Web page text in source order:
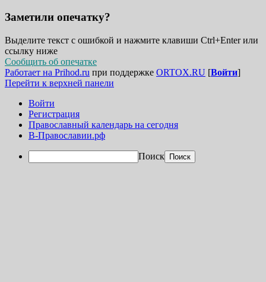
Заметили опечатку?
Выделите текст с ошибкой и нажмите клавиши Ctrl+Enter или
ссылку ниже
Сообщить об опечатке
Работает на Prihod.ru при поддержке ORTOX.RU [Войти]
Перейти к верхней панели
Войти
Регистрация
Православный календарь на сегодня
В-Православии.рф
Поиск